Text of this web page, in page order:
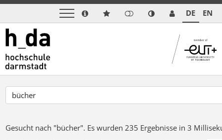
DE EN
Gesucht nach "bücher". Es wurden 235 Ergebnisse in 3